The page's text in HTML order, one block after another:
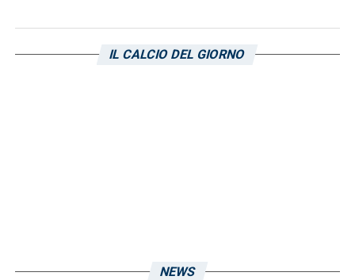
trasferta e, nella giornata odierna, ci sarà la
IL CALCIO DEL GIORNO
NEWS